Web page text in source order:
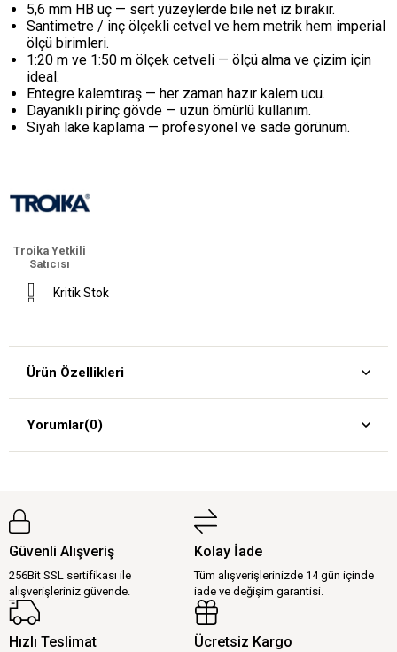
5,6 mm HB uç — sert yüzeylerde bile net iz bırakır.
Santimetre / inç ölçekli cetvel ve hem metrik hem imperial
ölçü birimleri.
1:20 m ve 1:50 m ölçek cetveli — ölçü alma ve çizim için
ideal.
Entegre kalemtıraş — her zaman hazır kalem ucu.
Dayanıklı pirinç gövde — uzun ömürlü kullanım.
Siyah lake kaplama — profesyonel ve sade görünüm.
Troika Yetkili
Satıcısı
Kritik Stok
Ürün Özellikleri
Yorumlar(0)
Güvenli Alışveriş
256Bit SSL sertifikası ile
alışverişleriniz güvende.
Kolay İade
Tüm alışverişlerinizde 14 gün içinde
iade ve değişim garantisi.
Hızlı Teslimat Ücretsiz Kargo